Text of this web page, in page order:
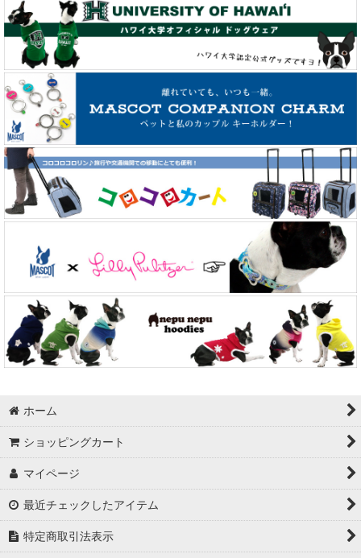
ホーム
ショッピングカート
マイページ
最近チェックしたアイテム
特定商取引法表示